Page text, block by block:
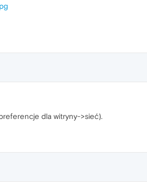
dla witryny->sieć).